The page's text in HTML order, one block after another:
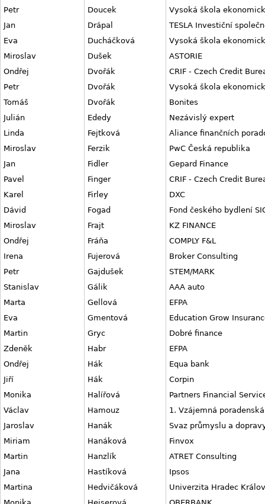
Petr
Doucek
Vysoká škola
Jan
Drápal
TESLA Investiční
Eva
Ducháčková
Vysoká škola
Miroslav
Dušek
ASTORIE
Ondřej
Dvořák
CRIF - Czech Credit
Petr
Dvořák
Vysoká škola
Tomáš
Dvořák
Bonites
Julián
Ededy
Nezávislý expert
Linda
Fejtková
Aliance finančních
Miroslav
Ferzik
PwC Česká republika
Jan
Fidler
Gepard Finance
Pavel
Finger
CRIF - Czech Credit
Karel
Firley
DXC
Dávid
Fogad
Fond českého bydlení
Miroslav
Frajt
KZ FINANCE
Ondřej
Fráňa
COMPLY F&L
Irena
Fujerová
Broker Consulting
Petr
Gajdušek
STEM/MARK
Stanislav
Gálik
AAA auto
Marta
Gellová
EFPA
Eva
Gmentová
Education Grow
Martin
Gryc
Dobré finance
Zdeněk
Habr
EFPA
Ondřej
Hák
Equa bank
Jiří
Hák
Corpin
Monika
Halířová
Partners Financial
Václav
Hamouz
1. Vzájemná poradenská
Jaroslav
Hanák
Svaz průmyslu a
Miriam
Hanáková
Finvox
Martin
Hanzlík
ATRET Consulting
Jana
Hastíková
Ipsos
Martina
Hedvičáková
Univerzita Hradec